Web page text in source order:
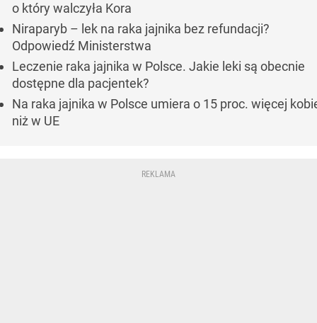
o który walczyła Kora
Niraparyb – lek na raka jajnika bez refundacji?
Odpowiedź Ministerstwa
Leczenie raka jajnika w Polsce. Jakie leki są obecnie
dostępne dla pacjentek?
Na raka jajnika w Polsce umiera o 15 proc. więcej
niż w UE